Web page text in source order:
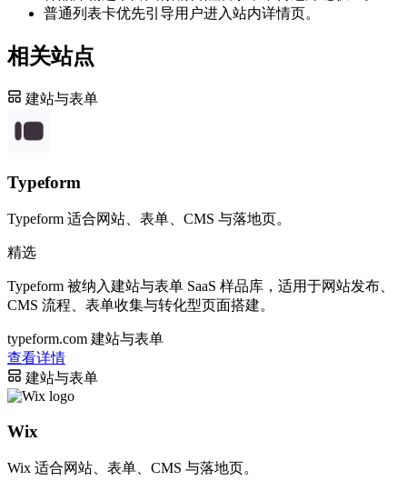
普通列表卡优先引导用户进入站内详情页。
相关站点
建站与表单
Typeform
Typeform 适合网站、表单、CMS 与落地页。
精选
Typeform 被纳入建站与表单 SaaS 样品库，适用于网站发布、
CMS 流程、表单收集与转化型页面搭建。
typeform.com 建站与表单
查看详情
建站与表单
Wix
Wix 适合网站、表单、CMS 与落地页。